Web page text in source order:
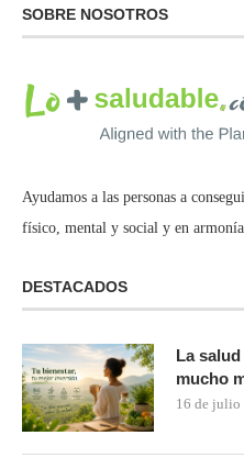
SOBRE NOSOTROS
Ayudamos a las personas a
físico, mental y social y en
DESTACADOS
La
mucho
16 de julio